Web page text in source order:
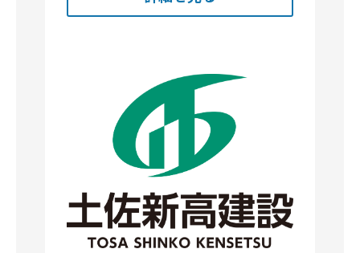
土佐新高建設株式会社
高知市北竹島町４９０
建設業